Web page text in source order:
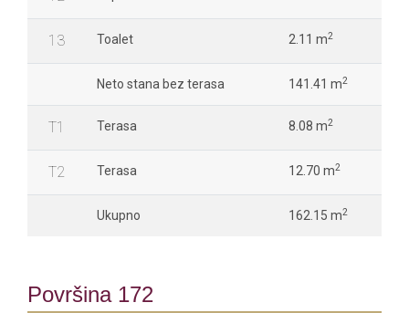
13 Toalet 2.11 m2
Neto stana bez terasa 141.41 m2
T1 Terasa 8.08 m2
T2 Terasa 12.70 m2
Ukupno 162.15 m2
Površina 172